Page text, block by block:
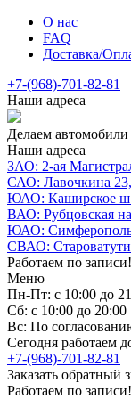
О нас
FAQ
Доставка/
+7-(968)-701-82-81
Наши адреса
Делаем
Наши адреса
ЗАО: 2-ая
САО: Лавочкина
ЮАО: Каширское
ВАО: Рубцовская
ЮАО:
СВАО:
Работаем по
Меню
Пн-Пт: с 10:00 до
Сб: с 10:00 до 20:00
Вс: По
Сегодня работаем
+7-(968)-701-82-81
Заказать обратный
Работаем по записи!